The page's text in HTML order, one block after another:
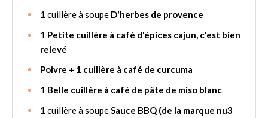
1 cuillère à soupe D'herbes de provence
1 Petite cuillère à café d'épices cajun, c'est bien
relevé
Poivre + 1 cuillère à café de curcuma
1 Belle cuillère à café de pâte de miso blanc
1 cuillère à soupeSauce BBQ (de la marque nu3